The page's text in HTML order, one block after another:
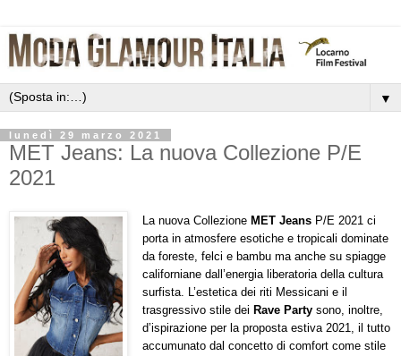
▼
lunedì 29 marzo 2021
MET Jeans: La nuova Collezione P/E
2021
La nuova Collezione MET JeansP/E 2021 ci
porta in atmosfere esotiche e tropicali dominate
da foreste, felci e bambu ma anche su spiagge
californiane dall’energia liberatoria della cultura
surfista. L’estetica dei riti Messicani e il
trasgressivo stile dei Rave Partysono, inoltre,
d’ispirazione per la proposta estiva 2021, il tutto
accumunato dal concetto di comfort come stile